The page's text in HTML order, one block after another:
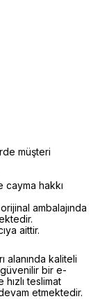
müşteri
cayma hakkı
ambalajında
aittir.
alanında kaliteli
bir e-
teslimat
etmektedir.